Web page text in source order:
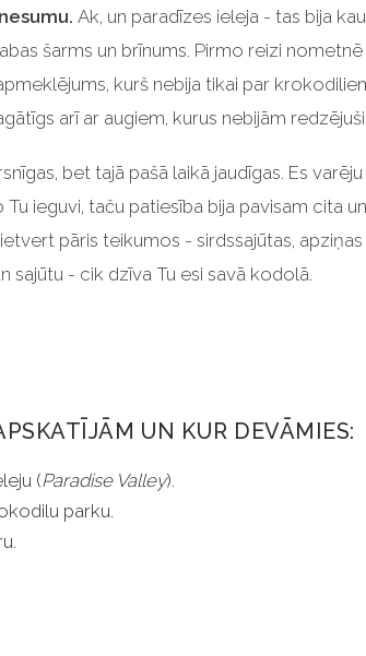
Ak, un paradīzes ieleja - tas bija
šarms un brīnums. Pirmo reizi nometnē
kurš nebija tikai par
arī ar augiem, kurus nebijām
bet tajā pašā laikā jaudīgas. Es varēju
Tu ieguvi, taču patiesība bija pavisam cita
pāris teikumos - sirdssajūtas, apziņas
sajūtu - cik dzīva Tu esi savā kodolā.
UN KUR DEVĀMIES:
(Paradise Valley).
parku.